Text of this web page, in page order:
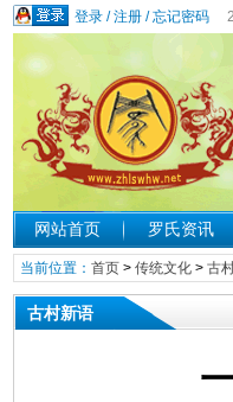
登录/注册/忘记密码
网站首页 罗氏资讯
当前位置： 首页> 传统文化> 古
古村新语